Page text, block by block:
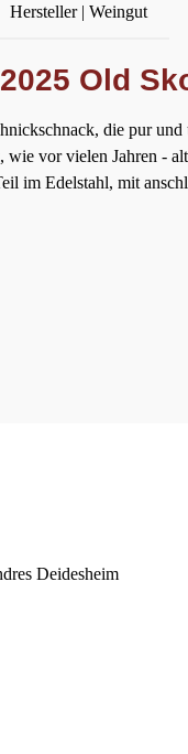
Hersteller | Weingut
Old
die pur
vor vielen Jahren -
im Edelstahl, mit